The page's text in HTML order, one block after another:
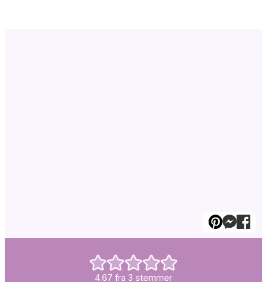
4.67 fra 3 stemmer